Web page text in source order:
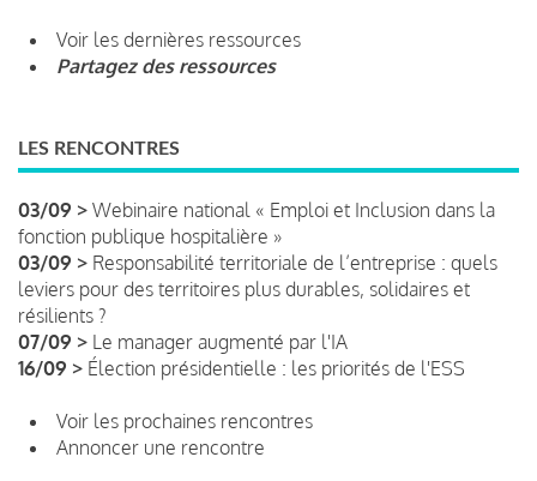
Voir les dernières ressources
Partagez des ressources
LES RENCONTRES
03/09 > Webinaire national « Emploi et Inclusion dans la
fonction publique hospitalière »
03/09 > Responsabilité territoriale de l’entreprise : quels
leviers pour des territoires plus durables, solidaires et
résilients ?
07/09 > Le manager augmenté par l'IA
16/09 > Élection présidentielle : les priorités de l'ESS
Voir les prochaines rencontres
Annoncer une rencontre